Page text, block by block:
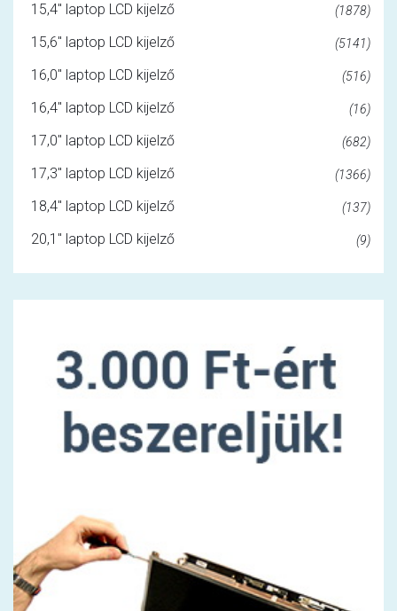
15,4" laptop LCD kijelző (1878)
15,6" laptop LCD kijelző (5141)
16,0" laptop LCD kijelző (516)
16,4" laptop LCD kijelző (16)
17,0" laptop LCD kijelző (682)
17,3" laptop LCD kijelző (1366)
18,4" laptop LCD kijelző (137)
20,1" laptop LCD kijelző (9)